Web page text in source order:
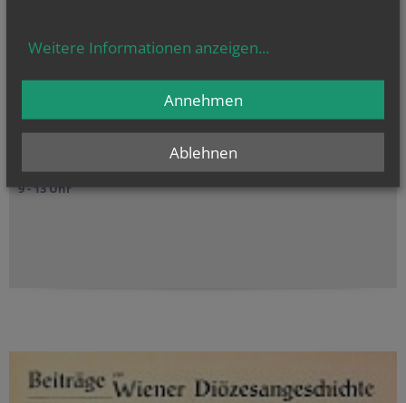
KONTAKT
schriftliche Anfrage viaFormular
Montag - Freitag
9 - 13 Uhr
Weitere Informationen anzeigen...
Ablehnen
Annehmen